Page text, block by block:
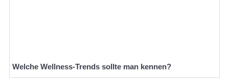
Welche Wellness-Trends sollte man kennen?